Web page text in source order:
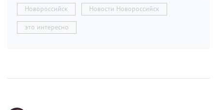
Новороссийск Новости Новороссийск
это интересно